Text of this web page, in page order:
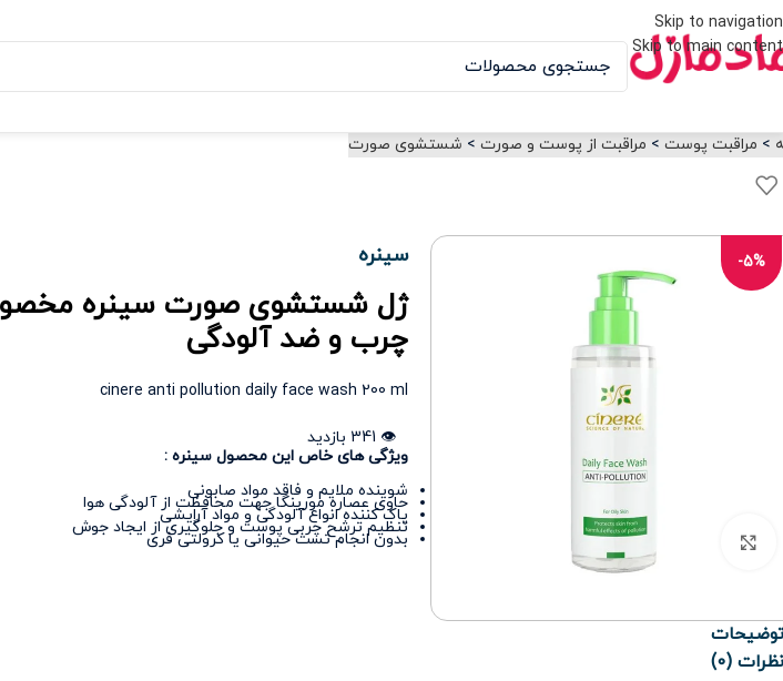
Skip to navigation
Skip to main content
> مراقبت پوست > مراقبت از پوست و صورت > شستشوی صورت
-5%
برای بزرگنمایی کلیک کنید
سینره
ژل شستشوی صورت سینره
چرب و ضد آلودگی
cinere anti pollution daily face wash 200 ml
👁️ 341 بازدید
ویژگی های خاص این محصول سینره :
شوینده ملایم و فاقد مواد صابونی
حاوی عصاره مورینگا جهت محافظت از آلودگی هوا
پاک کننده انواع آلودگی و مواد آرایشی
تنظیم ترشح چربی پوست و جلوگیری از ایجاد جوش
بدون انجام تست حیوانی یا کرولتی فری
توضیحات
نظرات (0)